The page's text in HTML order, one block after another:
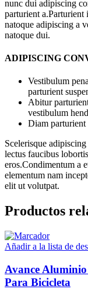
nunc dui adipiscing
parturient a.Parturient
natoque adipiscing a
natoque dui.
ADIPISCING
Vestibulum
parturient
Abitur
vestibulum
Diam parturient
Scelerisque
lectus faucibus
eros.Condimentum a
elementum nam
elit ut volutpat.
Productos
Añadir a la lista de
Avance
Para Bicicleta